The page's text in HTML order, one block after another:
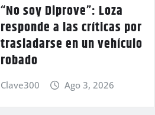
“No soy Diprove”: Loza
responde a las críticas por
trasladarse en un vehículo
robado
Clave300 Ago 3, 2026